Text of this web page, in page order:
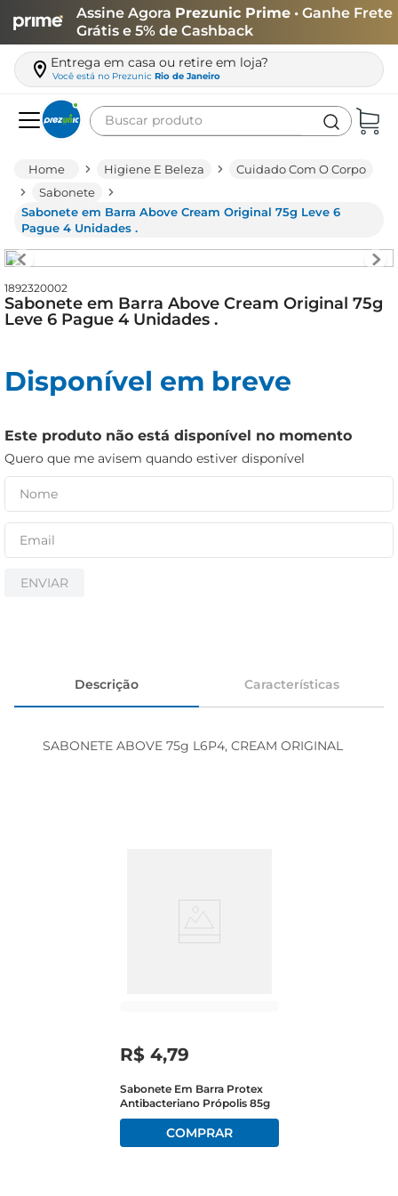
Assine Agora Prezunic Prime • Ganhe Frete
Grátis e 5% de Cashback
Entrega em casa ou retire em loja?
Você está no Prezunic Rio de Janeiro
Buscar produto
Higiene E Beleza
Cuidado Com O Corpo
Sabonete
Sabonete em Barra Above Cream Original 75g Leve 6
Pague 4 Unidades .
1892320002
Sabonete em Barra Above Cream Original 75g
Leve 6 Pague 4 Unidades .
Disponível em breve
Este produto não está disponível no momento
Quero que me avisem quando estiver disponível
ENVIAR
Descrição Características
SABONETE ABOVE 75g L6P4, CREAM ORIGINAL
R$ 4,79
Sabonete Em Barra Protex
Antibacteriano Própolis 85g
leite
biscoito
iogurte
papel higiênico
cerveja